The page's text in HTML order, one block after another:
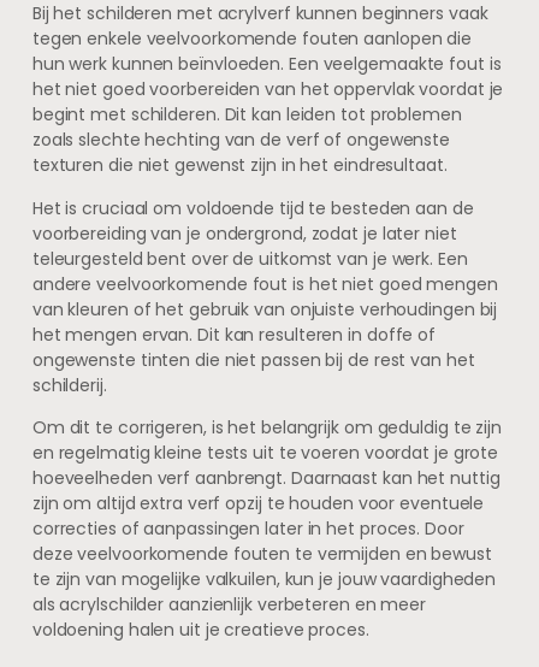
Bij het schilderen met acrylverf kunnen beginners vaak
tegen enkele veelvoorkomende fouten aanlopen die
hun werk kunnen beïnvloeden. Een veelgemaakte fout is
het niet goed voorbereiden van het oppervlak voordat je
begint met schilderen. Dit kan leiden tot problemen
zoals slechte hechting van de verf of ongewenste
texturen die niet gewenst zijn in het eindresultaat.
Het is cruciaal om voldoende tijd te besteden aan de
voorbereiding van je ondergrond, zodat je later niet
teleurgesteld bent over de uitkomst van je werk. Een
andere veelvoorkomende fout is het niet goed mengen
van kleuren of het gebruik van onjuiste verhoudingen bij
het mengen ervan. Dit kan resulteren in doffe of
ongewenste tinten die niet passen bij de rest van het
schilderij.
Om dit te corrigeren, is het belangrijk om geduldig te zijn
en regelmatig kleine tests uit te voeren voordat je grote
hoeveelheden verf aanbrengt. Daarnaast kan het nuttig
zijn om altijd extra verf opzij te houden voor eventuele
correcties of aanpassingen later in het proces. Door
deze veelvoorkomende fouten te vermijden en bewust
te zijn van mogelijke valkuilen, kun je jouw vaardigheden
als acrylschilder aanzienlijk verbeteren en meer
voldoening halen uit je creatieve proces.